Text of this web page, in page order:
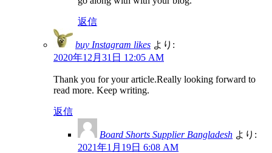
返信
buy Instagram likes より:
2020年12月31日 12:05 AM
Thank you for your article.Really looking forward to
read more. Keep writing.
返信
Board Shorts Supplier Bangladesh より:
2021年1月19日 6:08 AM